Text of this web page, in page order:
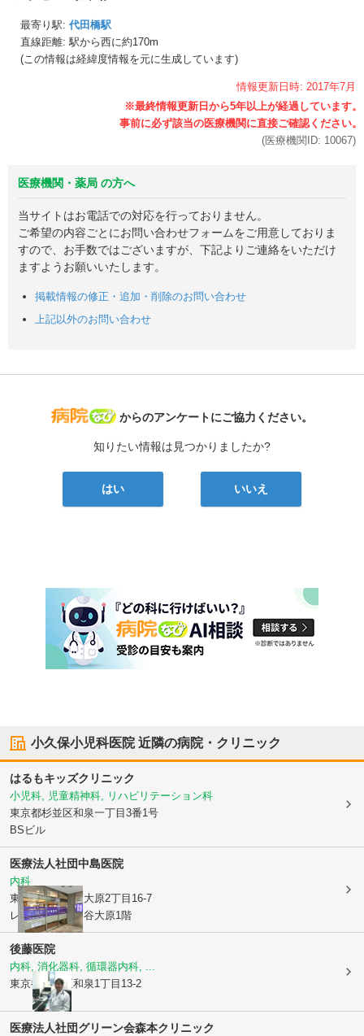
最寄り駅: 代田橋駅
直線距離: 駅から西に約170m
(この情報は経緯度情報を元に生成しています)
情報更新日時: 2017年7月
(医療機関ID: 10067)
医療機関・薬局 の方へ
当サイトはお電話での対応を行っておりません。
ご希望の内容ごとにお問い合わせフォームをご用意しておりま
すので、お手数ではございますが、下記よりご連絡をいただけ
ますようお願いいたします。
掲載情報の修正・追加・削除のお問い合わせ
上記以外のお問い合わせ
病院なび
からのアンケートにご協力ください。
知りたい情報は見つかりましたか?
はい いいえ
小久保小児科医院近隣の病院・クリニック
はるもキッズクリニック
小児科, 児童精神科, リハビリテーション科
東京都杉並区和泉一丁目3番1号
BSビル
医療法人社団中島医院
内科
東京都世田谷区大原2丁目16-7
レジデンス世田谷大原1階
後藤医院
内科, 消化器科, 循環器内科, ...
東京都杉並区和泉1丁目13-2
医療法人社団グリーン会森本クリニック